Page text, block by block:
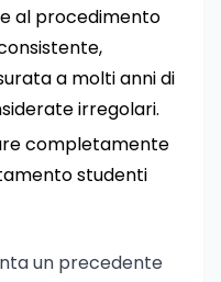
al procedimento
a molti anni di
irregolari.
completamente
studenti
un precedente